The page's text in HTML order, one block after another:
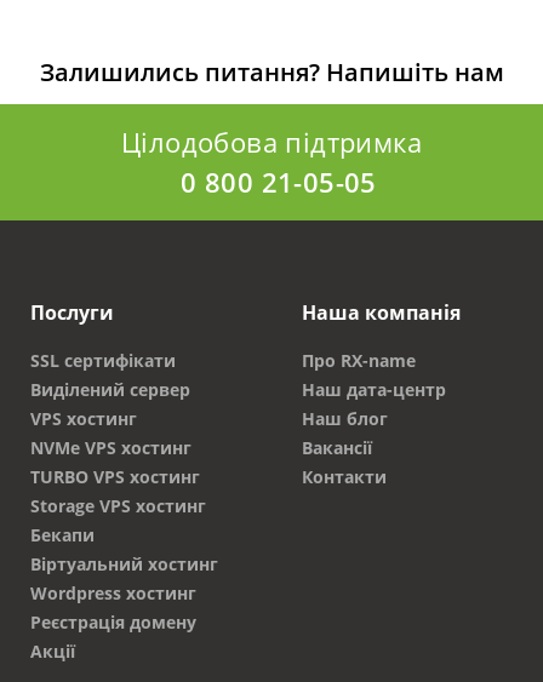
Залишились питання? Напишіть нам
Цілодобова підтримка
0 800 21-05-05
Послуги
SSL сертифікати
Виділений сервер
VPS хостинг
NVMe VPS хостинг
TURBO VPS хостинг
Storage VPS хостинг
Бекапи
Віртуальний хостинг
Wordpress хостинг
Реєстрація домену
Акції
Наша компанія
Про RX-name
Наш дата-центр
Наш блог
Вакансії
Контакти